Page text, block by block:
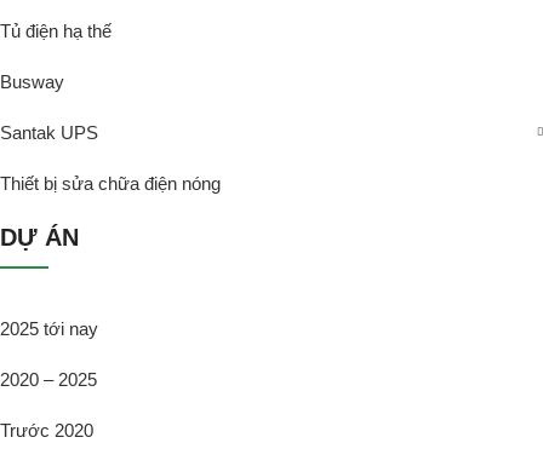
Tủ điện hạ thế
Busway
Santak UPS
Thiết bị sửa chữa điện nóng
DỰ ÁN
2025 tới nay
2020 – 2025
Trước 2020